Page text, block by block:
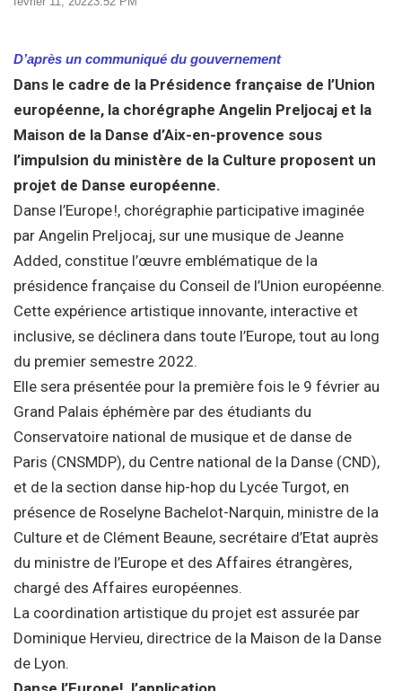
D’après un communiqué du gouvernement
Dans le cadre de la Présidence française de l’Union
européenne, la chorégraphe Angelin Preljocaj et la
Maison de la Danse d’Aix-en-provence sous
l’impulsion du ministère de la Culture proposent un
projet de Danse européenne.
Danse l’Europe !, chorégraphie participative imaginée
par Angelin Preljocaj, sur une musique de Jeanne
Added, constitue l’œuvre emblématique de la
présidence française du Conseil de l’Union européenne.
Cette expérience artistique innovante, interactive et
inclusive, se déclinera dans toute l’Europe, tout au long
du premier semestre 2022.
Elle sera présentée pour la première fois le 9 février au
Grand Palais éphémère par des étudiants du
Conservatoire national de musique et de danse de
Paris (CNSMDP), du Centre national de la Danse (CND),
et de la section danse hip-hop du Lycée Turgot, en
présence de Roselyne Bachelot-Narquin, ministre de la
Culture et de Clément Beaune, secrétaire d’Etat auprès
du ministre de l’Europe et des Affaires étrangères,
chargé des Affaires européennes.
La coordination artistique du projet est assurée par
Dominique Hervieu, directrice de la Maison de la Danse
de Lyon.